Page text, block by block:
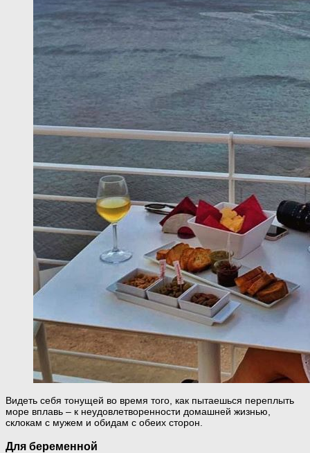
Видеть себя тонущей во время того, как пытаешься переплыть
море вплавь – к неудовлетворенности домашней жизнью,
склокам с мужем и обидам с обеих сторон.
Для беременной